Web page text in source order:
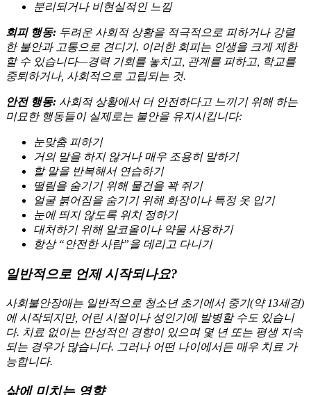
분리되거나 비현실적인 느낌
회피 행동: 두려운 사회적 상황을 적극적으로 피하거나 강렬
한 불안과 고통으로 견디기. 이러한 회피는 인생을 크게 제한
할 수 있습니다—경력 기회를 놓치고, 관계를 피하고, 학교를
중퇴하거나, 사회적으로 고립되는 것.
안전 행동: 사회적 상황에서 더 안전하다고 느끼기 위해 하는
미묘한 행동들이 실제로는 불안을 유지시킵니다:
눈맞춤 피하기
거의 말을 하지 않거나 매우 조용히 말하기
할 말을 반복해서 연습하기
떨림을 숨기기 위해 물건을 꽉 쥐기
얼굴 붉어짐을 숨기기 위해 화장이나 특정 옷 입기
눈에 띄지 않도록 위치 정하기
대처하기 위해 알코올이나 약물 사용하기
항상 “안전한 사람”을 데리고 다니기
일반적으로 언제 시작되나요?
사회불안장애는 일반적으로 청소년 초기에서 중기(약 13세경)
에 시작되지만, 어린 시절이나 성인기에 발병할 수도 있습니
다. 치료 없이는 만성적인 경향이 있으며 몇 년 또는 평생 지속
되는 경우가 많습니다. 그러나 어떤 나이에서든 매우 치료 가
능합니다.
삶에 미치는 영향